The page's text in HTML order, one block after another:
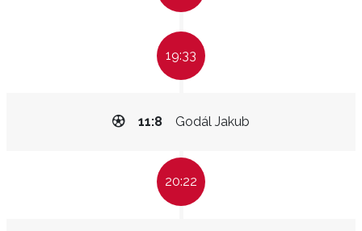
19:33
Godál Jakub
11:8
20:22